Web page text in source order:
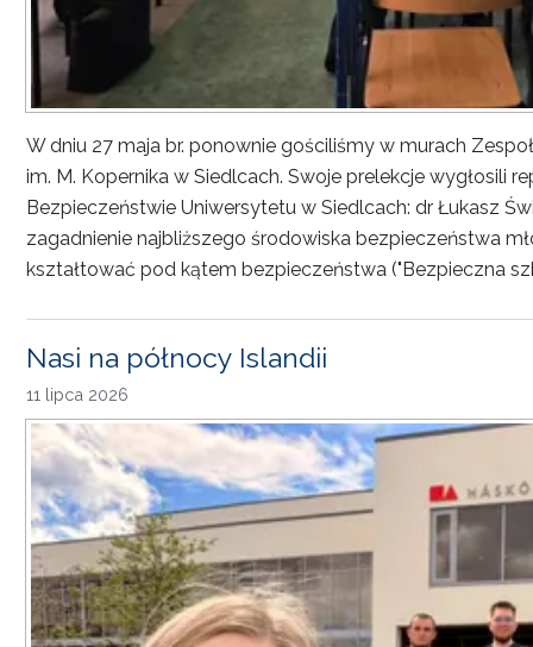
W dniu 27 maja br. ponownie gościliśmy w murach
im. M. Kopernika w Siedlcach. Swoje prelekcje wygłosili
Bezpieczeństwie Uniwersytetu w Siedlcach: dr Łukasz
zagadnienie najbliższego środowiska bezpieczeństwa
kształtować pod kątem bezpieczeństwa ("Bezpieczna
Nasi na północy Islandii
11 lipca 2026